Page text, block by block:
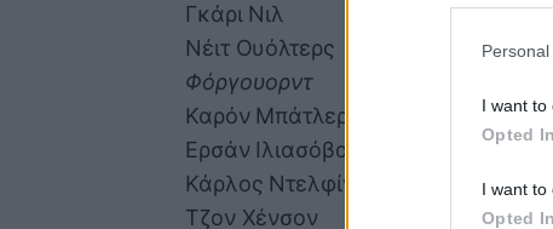
I want to
Opted In
I want to
Opted In
Γκάρι Νιλ
Νέιτ Ουόλτερς
Φόργουορντ
Καρόν Μπάτλερ
Ερσάν Ιλιασόβα
Κάρλος Ντελφίνο (Τραυματίας)
Τζον Χένσον